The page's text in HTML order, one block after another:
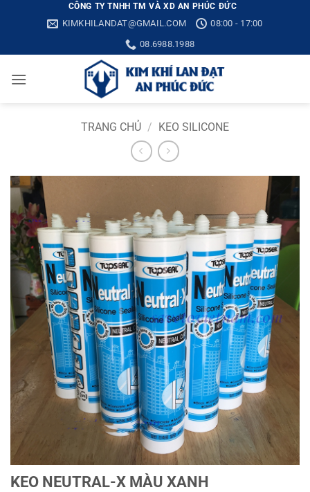
CÔNG TY TNHH TM VÀ XD AN PHÚC ĐỨC
KIMKHILANDAT@GMAIL.COM
08:00 - 17:00
08.6988.1988
TRANG CHỦ / KEO SILICONE
KEO NEUTRAL-X MÀU XANH